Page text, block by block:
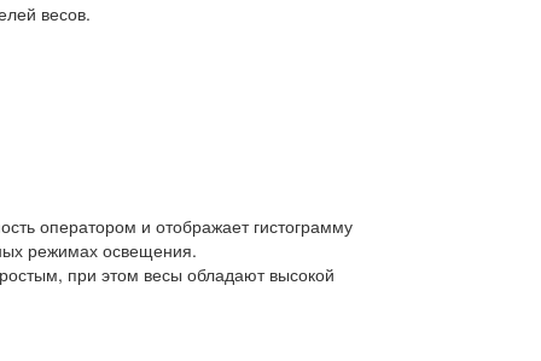
весов.
оператором и отображает гистограмму
режимах освещения.
при этом весы обладают высокой